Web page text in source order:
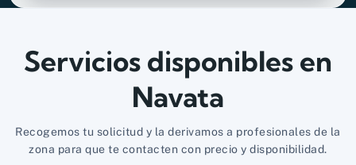
Servicios disponibles en
Navata
Recogemos tu solicitud y la derivamos a profesionales de la
zona para que te contacten con precio y disponibilidad.